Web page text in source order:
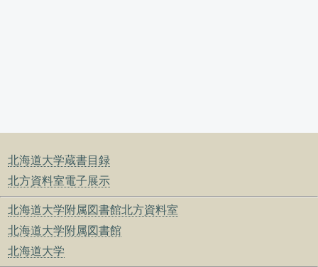
北海道大学蔵書目録
北方資料室電子展示
北海道大学附属図書館北方資料室
北海道大学附属図書館
北海道大学